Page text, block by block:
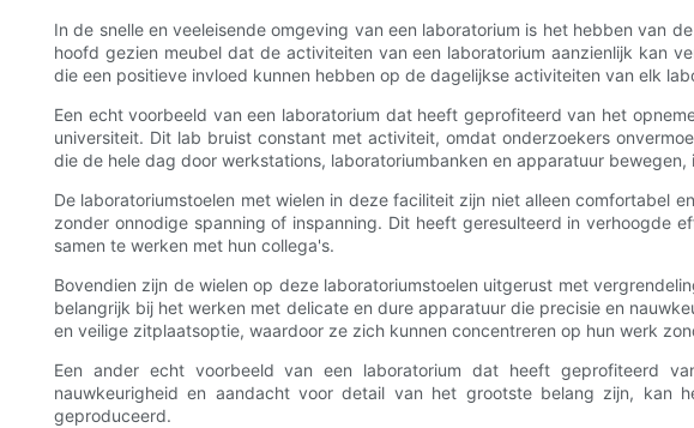
In de snelle en veeleisende omgeving van een laboratorium is het hebben van
hoofd gezien meubel dat de activiteiten van een laboratorium aanzienlijk kan
die een positieve invloed kunnen hebben op de dagelijkse activiteiten van elk
Een echt voorbeeld van een laboratorium dat heeft geprofiteerd van het
universiteit. Dit lab bruist constant met activiteit, omdat onderzoekers
die de hele dag door werkstations, laboratoriumbanken en apparatuur
De laboratoriumstoelen met wielen in deze faciliteit zijn niet alleen comfortabel
zonder onnodige spanning of inspanning. Dit heeft geresulteerd in verhoogde
samen te werken met hun collega's.
Bovendien zijn de wielen op deze laboratoriumstoelen uitgerust met
belangrijk bij het werken met delicate en dure apparatuur die precisie en
en veilige zitplaatsoptie, waardoor ze zich kunnen concentreren op hun werk
Een ander echt voorbeeld van een laboratorium dat heeft geprofiteerd
nauwkeurigheid en aandacht voor detail van het grootste belang zijn,
geproduceerd.